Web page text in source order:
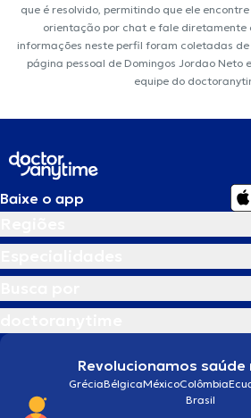
que é resolvido, permitindo que ele
orientação por chat e fale diretamente
informações neste perfil foram coletadas
página pessoal de Domingos Jordao Neto
equipe do
Baixe o app
Revolucionamos saúde
GréciaBélgicaMéxicoColômbia
Brasil